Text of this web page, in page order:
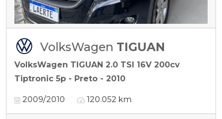
VolksWagen TIGUAN
VolksWagen TIGUAN 2.0 TSI 16V 200cv
Tiptronic 5p - Preto - 2010
2009/2010 120.052 km